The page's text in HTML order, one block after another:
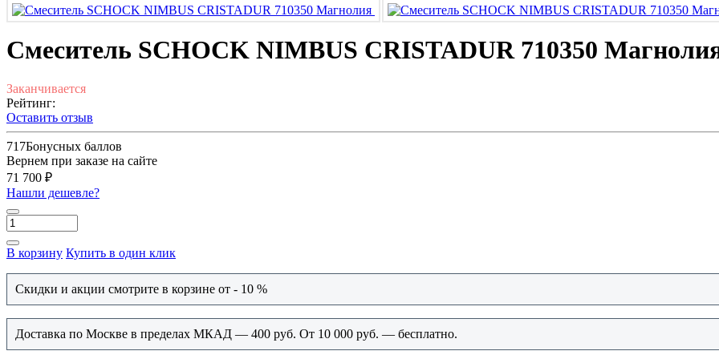
Смеситель SCHOCK NIMBUS CRISTADUR 710350
Заканчивается
Рейтинг:
Оставить отзыв
717Бонусных баллов
Вернем при заказе на сайте
71 700 ₽
Нашли дешевле?
В корзину Купить в один клик
Скидки и акции смотрите в корзине от - 10 %
Доставка по Москве в пределах МКАД — 400 руб. От 10 000 руб. — бесплатно.